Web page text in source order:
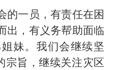
的一员，有责任在困
出，有义务帮助面临
妹。我们会继续坚
宗旨，继续关注灾区